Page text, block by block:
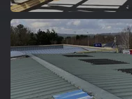
Charpentier 51